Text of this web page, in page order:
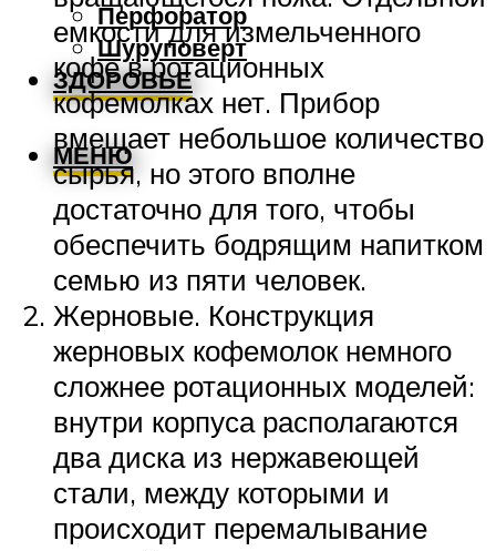
Перфоратор
Шуруповерт
ЗДОРОВЬЕ
МЕНЮ
емкости для измельченного
кофе в ротационных
кофемолках нет. Прибор
вмещает небольшое количество
сырья, но этого вполне
достаточно для того, чтобы
обеспечить бодрящим напитком
семью из пяти человек.
Жерновые. Конструкция
жерновых кофемолок немного
сложнее ротационных моделей:
внутри корпуса располагаются
два диска из нержавеющей
стали, между которыми и
происходит перемалывание